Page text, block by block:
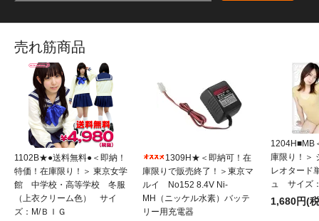
売れ筋商品
1102B★●送料無料●＜即納！
特価！在庫限り！＞ 東京女学
館 中学校・高等学校 冬服
（上衣クリーム色） サイ
ズ：M/ＢＩＧ
1309H★＜即納可！在
庫限りで販売終了！＞東京マ
ルイ No152 8.4V Ni-
MH（ニッケル水素）バッテ
リー用充電器
1204H■MB
庫限り！＞
レオタード
ュ サイズ
1,680円(